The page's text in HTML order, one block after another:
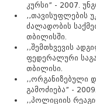
კურსი” - 2007.
,,თავისუფლების
ძალადობის
თბილისში.
,,შემთხვევის
ფედერალური
თბილისი.
,,ორგანიზებული
გამოძიება” - 2009.
,,პოლიციის